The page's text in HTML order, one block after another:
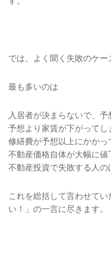
では、よく聞く失敗のケー
最も多いのは
入居者が決まらないで、
予想より家賃が下がって
修繕費が予想以上にかか
不動産価格自体が大幅に
不動産投資で失敗する人の
これを総括して言わせて
い！」の一言に尽きます。